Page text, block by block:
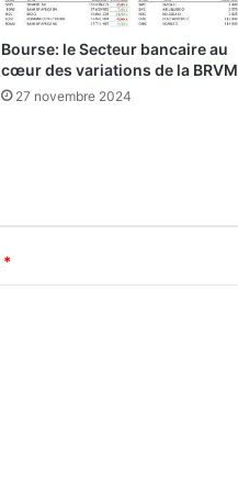
Bourse: le Secteur bancaire au
cœur des variations de la BRVM
27 novembre 2024
*